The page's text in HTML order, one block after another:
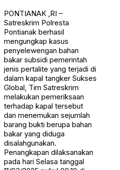
PONTIANAK ,RI –
Satreskrim Polresta
Pontianak berhasil
mengungkap kasus
penyelewengan bahan
bakar subsidi pemerintah
jenis pertalite yang terjadi di
dalam kapal tangker Sukses
Global, Tim Satreskrim
melakukan pemeriksaan
terhadap kapal tersebut
dan menemukan sejumlah
barang bukti berupa bahan
bakar yang diduga
disalahgunakan.
Penangkapan dilaksanakan
pada hari Selasa tanggal